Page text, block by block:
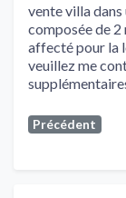
vente villa
composée de
affecté pour la
veuillez me
Précédent